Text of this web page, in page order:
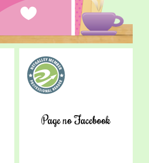
Page no Facebook